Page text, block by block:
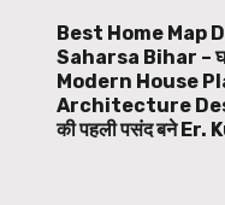
Best Home Map
Saharsa Bihar –
Modern House
Architecture
की पहली पसंद बने